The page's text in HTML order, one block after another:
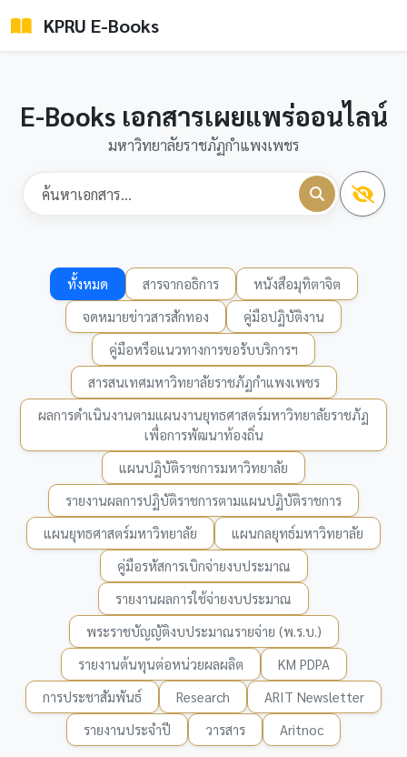
KPRU E-Books
E-Books เอกสารเผยแพร่ออนไลน์
มหาวิทยาลัยราชภัฏกำแพงเพชร
ทั้งหมด สารจากอธิการ
หนังสือมุทิตาจิต
จดหมายข่าวสารสักทอง
คู่มือปฏิบัติงาน
คู่มือหรือแนวทางการขอรับบริการฯ
สารสนเทศมหาวิทยาลัยราชภัฏกำแพงเพชร
ผลการดำเนินงานตามแผนงานยุทธศาสตร์มหาวิทยาลัยราชภัฏ
เพื่อการพัฒนาท้องถิ่น
แผนปฏิบัติราชการมหาวิทยาลัย
รายงานผลการปฏิบัติราชการตามแผนปฏิบัติราชการ
แผนยุทธศาสตร์มหาวิทยาลัย
แผนกลยุทธ์มหาวิทยาลัย
คู่มือรหัสการเบิกจ่ายงบประมาณ
รายงานผลการใช้จ่ายงบประมาณ
พระราชบัญญัติงบประมาณรายจ่าย (พ.ร.บ.)
รายงานต้นทุนต่อหน่วยผลผลิต
KM PDPA
การประชาสัมพันธ์
Research
ARIT Newsletter
รายงานประจำปี
วารสาร Aritnoc